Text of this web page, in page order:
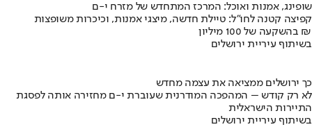
שופינג, אמנות ואוכל: המרכז המתחדש של מזרח י-ם
קפיצה קטנה לחו"ל: טיילת חדשה, מיצגי אמנות, וכיכרות משופצות
בהשקעה של 100 מיליון ₪
בשיתוף עיריית ירושלים
כך ירושלים ממציאה את עצמה מחדש
לא רק קודש – המהפכה המודרנית שעוברת י-ם מחזירה אותה לפסגת
התיירות הישראלית
בשיתוף עיריית ירושלים